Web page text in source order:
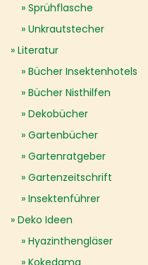
Sprühflasche
Unkrautstecher
Literatur
Bücher Insektenhotels
Bücher Nisthilfen
Dekobücher
Gartenbücher
Gartenratgeber
Gartenzeitschrift
Insektenführer
Deko Ideen
Hyazinthengläser
Kokedama